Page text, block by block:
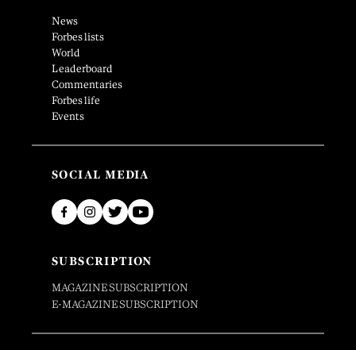
News
Forbes lists
World
Leaderboard
Commentaries
Forbes life
Events
SOCIAL MEDIA
SUBSCRIPTION
MAGAZINE SUBSCRIPTION
E-MAGAZINE SUBSCRIPTION